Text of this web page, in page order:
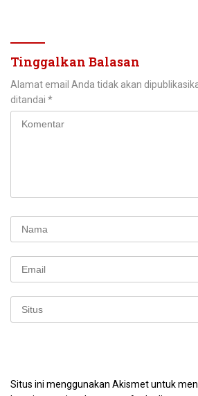
Tinggalkan Balasan
Alamat email Anda tidak akan
ditandai *
Situs ini menggunakan Akismet untuk